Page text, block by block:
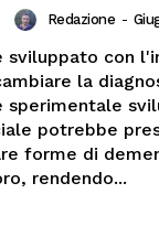
Redazione -
sviluppato con
la
sperimentale
potrebbe
forme di
rendendo...